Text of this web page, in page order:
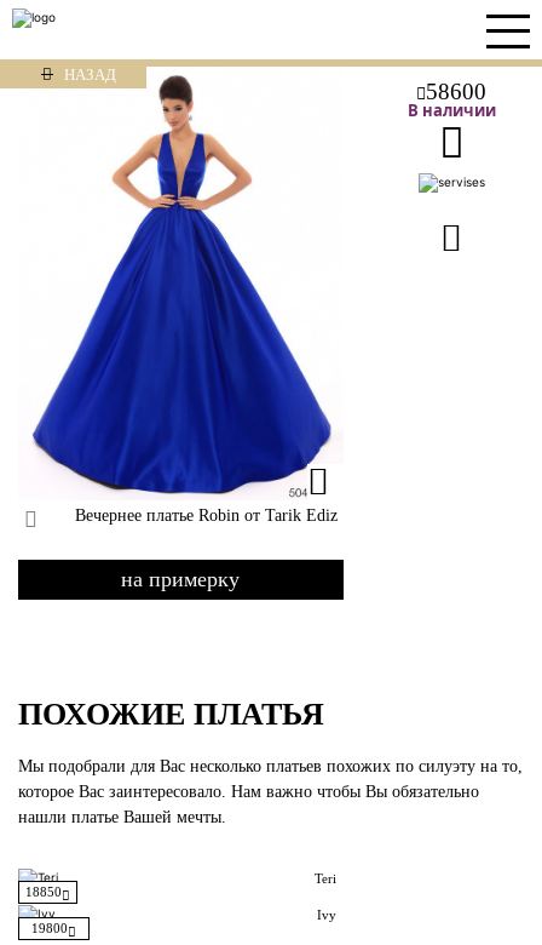
НАЗАД
58600
В наличии
Вечернее платье Robin от Tarik Ediz
на примерку
ПОХОЖИЕ ПЛАТЬЯ
Мы подобрали для Вас несколько платьев похожих по силуэту на то,
которое Вас заинтересовало. Нам важно чтобы Вы обязательно
нашли платье Вашей мечты.
18850
Teri
19800
Ivy